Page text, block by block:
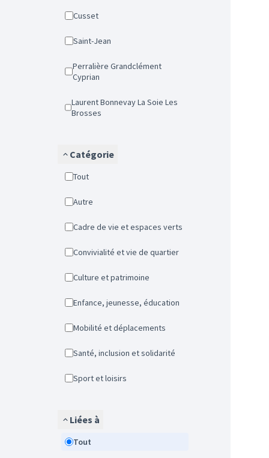
Cusset
Saint-Jean
Perralière Grandclément
Cyprian
Laurent Bonnevay La Soie Les
Brosses
Catégorie
Tout
Autre
Cadre de vie et espaces verts
Convivialité et vie de quartier
Culture et patrimoine
Enfance, jeunesse, éducation
Mobilité et déplacements
Santé, inclusion et solidarité
Sport et loisirs
Liées à
Tout